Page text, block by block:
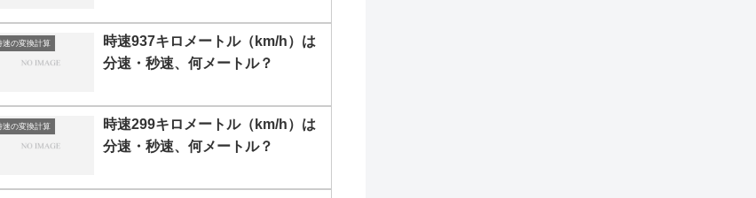
速の変換計算
時速937キロメートル（km/h）は
分速・秒速、何メートル？
速の変換計算
時速299キロメートル（km/h）は
分速・秒速、何メートル？